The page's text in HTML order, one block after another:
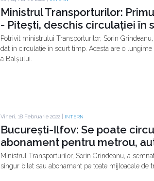
Ministrul Transporturilor:
- Pitești, deschis circulației în
Potrivit ministrului Transporturilor, Sorin
dat în circulație în scurt timp. Acesta are o
a Balșului.
Vineri, 18 Februarie 2022 | INTERN
București-Ilfov: Se poate
abonament pentru metrou,
Ministrul Transporturilor, Sorin Grindeanu, a
singur bilet sau abonament pe toate mijloacele de